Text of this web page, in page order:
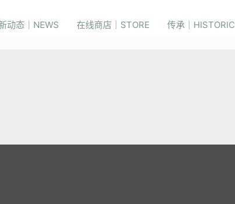
动态｜NEWS 在线商店｜STORE 传承｜HISTORIC